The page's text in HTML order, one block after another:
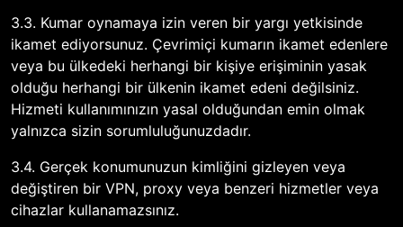
3.3. Kumar oynamaya izin veren bir yargı yetkisinde
ikamet ediyorsunuz. Çevrimiçi kumarın ikamet edenlere
veya bu ülkedeki herhangi bir kişiye erişiminin yasak
olduğu herhangi bir ülkenin ikamet edeni değilsiniz.
Hizmeti kullanımınızın yasal olduğundan emin olmak
yalnızca sizin sorumluluğunuzdadır.
3.4. Gerçek konumunuzun kimliğini gizleyen veya
değiştiren bir VPN, proxy veya benzeri hizmetler veya
cihazlar kullanamazsınız.